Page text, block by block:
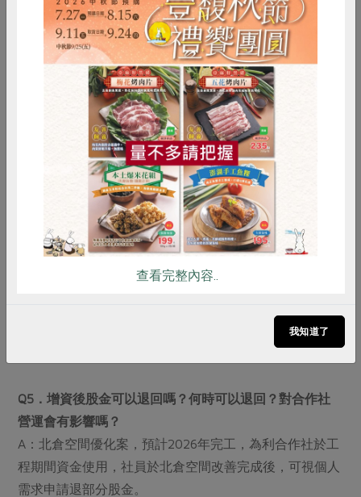
後，隔一個工作日，可至官網登入查詢個人股金情形。
Q2．到站所進行現金增資，每一個社員一天僅能一筆
A：站所現金增資可以單筆，也可以多筆增資，但每日單
筆限2,000元以上，一萬元以內。當日增資現金如到達上
限，可分散多天到站所進行。然考量現金保管之安全性，
建議多利用線上增資或使用專用帳號，以轉帳方式進行。
Q3．為什麼於官網增資，單筆有三萬元限制？
A：受限於各銀行之非約定轉帳規定，故設定官網增資單
A：依法規定社員股金需以現金支付，如以轉帳或匯款方
Q5．增資後股金可以退回嗎？何時可以退回？對合作社
營運會有影響嗎？
A：北倉空間優化案，預計2026年完工，為利合作社於工
程期間資金使用，社員於北倉空間改善完成後，可視個人
需求申請退部分股金。
RPET 食譜 減硝酸鹽
雞蛋 食安 共同購買
查看完整內容..
我知道了